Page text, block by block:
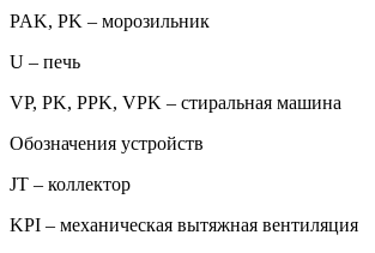
PAK, PK – морозильник
U – печь
VP, PK, PPK, VPK – стиральная машина
Обозначения устройств
JT – коллектор
KPI – механическая вытяжная вентиляция